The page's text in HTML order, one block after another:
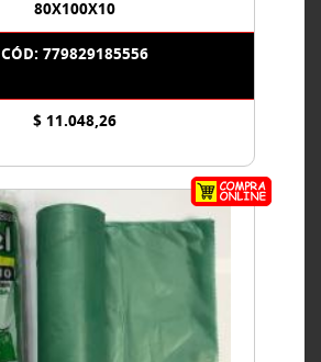
80X100X10
CÓD: 779829185556
$ 11.048,26